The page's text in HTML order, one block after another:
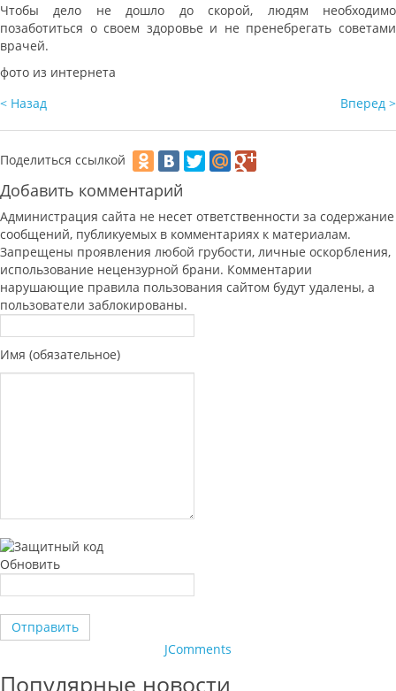
Чтобы дело не дошло до скорой, людям необходимо
позаботиться о своем здоровье и не пренебрегать советами
врачей.
фото из интернета
< Назад
Вперед >
Поделиться ссылкой
Добавить комментарий
Администрация сайта не несет ответственности за содержание
сообщений, публикуемых в комментариях к материалам.
Запрещены проявления любой грубости, личные оскорбления,
использование нецензурной брани. Комментарии
нарушающие правила пользования сайтом будут удалены, а
пользователи заблокированы.
Имя (обязательное)
Обновить
Отправить
JComments
Популярные новости